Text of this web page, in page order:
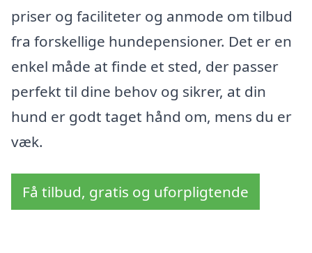
priser og faciliteter og anmode om tilbud
fra forskellige hundepensioner. Det er en
enkel måde at finde et sted, der passer
perfekt til dine behov og sikrer, at din
hund er godt taget hånd om, mens du er
væk.
Få tilbud, gratis og uforpligtende